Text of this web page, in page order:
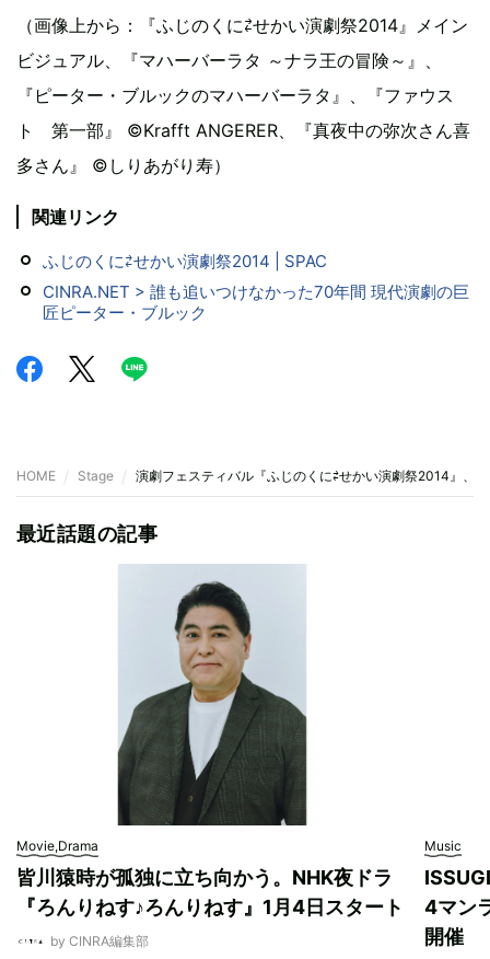
（画像上から：『ふじのくに⇄せかい演劇祭2014』メイン
ビジュアル、『マハーバーラタ ～ナラ王の冒険～』、
『ピーター・ブルックのマハーバーラタ』、『ファウス
ト 第一部』 ©Krafft ANGERER、『真夜中の弥次さん喜
多さん』 ©しりあがり寿）
関連リンク
ふじのくに⇄せかい演劇祭2014 | SPAC
CINRA.NET > 誰も追いつけなかった70年間 現代演劇の巨
匠ピーター・ブルック
HOME Stage 演劇フェスティバル『ふじのくに⇄せかい演劇祭2014』、
最近話題の記事
Movie,Drama
皆川猿時が孤独に立ち向かう。NHK夜ドラ
『ろんりねす♪ろんりねす』1月4日スタート
by CINRA編集部
Music
4マン
開催